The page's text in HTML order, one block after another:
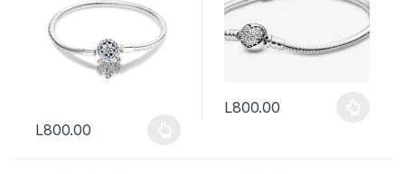
L800.00
Este producto tiene múltiples variantes. Las opciones se
L800.00
Este producto tiene múltiples